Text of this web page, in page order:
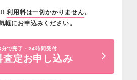
利用料は一切かかりません。
軽にお申込みください。
分で完了・24時間受付
査定お申し込み